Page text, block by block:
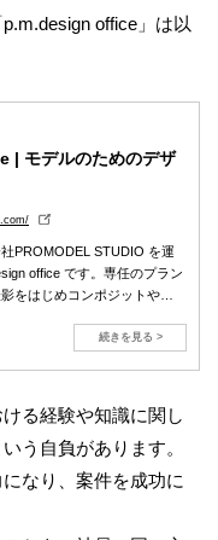
office」は以
| モデルのためのデザ
PROMODEL STUDIO を運
office です。専任のプラン
をはじめコンポジットや
続きを見る >
る経験や知識に関し
う自負があります。
なり、案件を成功に